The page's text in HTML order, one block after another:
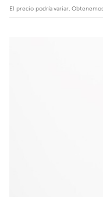
El precio podría variar.